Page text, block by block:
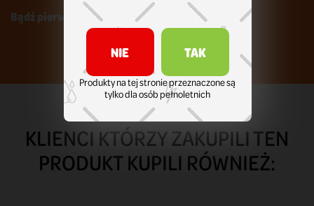
Bądź pierwszym który napisze recenzję !
KLIENCI KTÓRZY ZAKUPILI TEN
PRODUKT KUPILI RÓWNIEŻ:
NIE TAK
Produkty na tej stronie przeznaczone są
tylko dla osób pełnoletnich